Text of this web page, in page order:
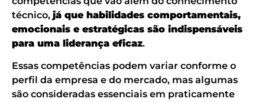
técnico, já que habilidades comportamentais,
emocionais e estratégicas são indispensáveis
para uma liderança eficaz.
Essas competências podem variar conforme o
perfil da empresa e do mercado, mas algumas
são consideradas essenciais em praticamente